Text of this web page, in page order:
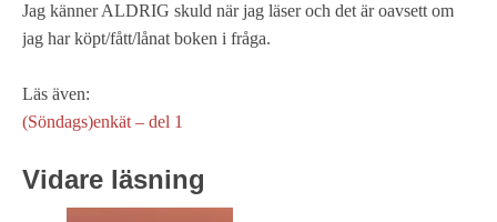
Jag känner ALDRIG skuld när jag läser och det är oavsett om
jag har köpt/fått/lånat boken i fråga.
Läs även:
(Söndags)enkät – del 1
Vidare läsning